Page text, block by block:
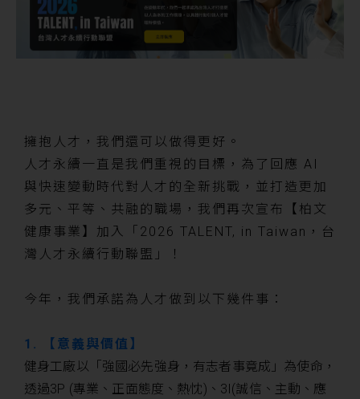
擁抱人才，我們還可以做得更好。
人才永續一直是我們重視的目標，為了回應 AI
與快速變動時代對人才的全新挑戰，並打造更加
多元、平等、共融的職場，我們再次宣布【柏文
健康事業】加入「2026 TALENT, in Taiwan，台
灣人才永續行動聯盟」！
今年，我們承諾為人才做到以下幾件事：
1. 【意義與價值】
健身工廠以「強國必先強身，有志者事竟成」為使命，
透過3P (專業、正面態度、熱忱)、3I(誠信、主動、應